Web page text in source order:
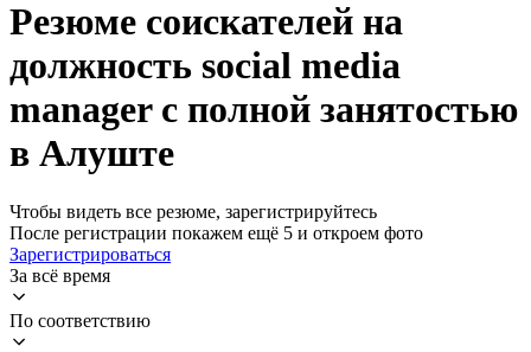
Резюме соискателей на
должность social media
manager с полной занятостью
в Алуште
Чтобы видеть все резюме, зарегистрируйтесь
После регистрации покажем ещё 5 и откроем фото
Зарегистрироваться
За всё время
По соответствию